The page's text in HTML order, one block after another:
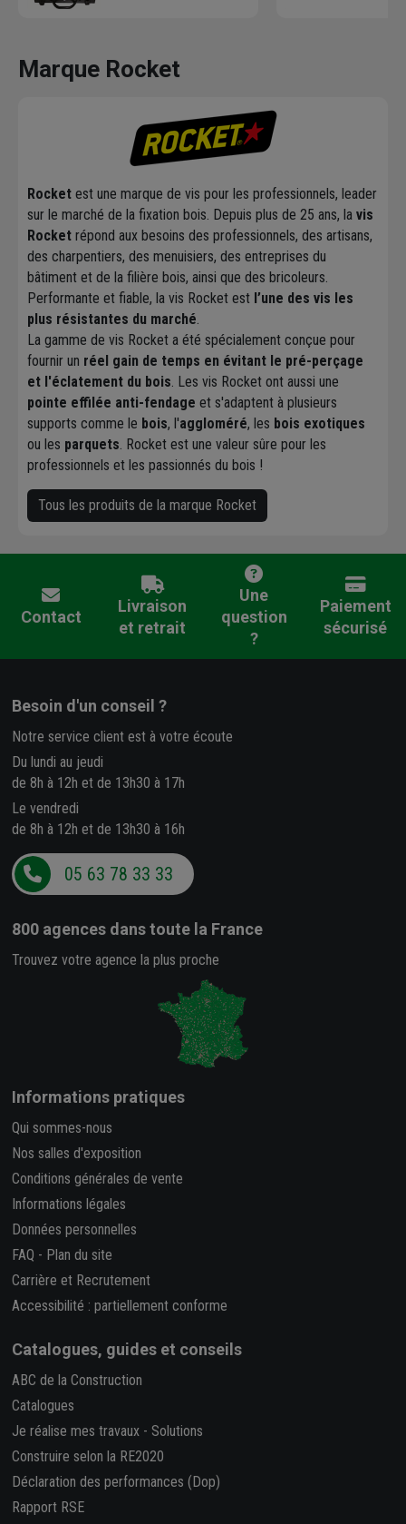
Marque Rocket
Rocket est une marque de vis pour les professionnels, leader
sur le marché de la fixation bois. Depuis plus de 25 ans, la vis
Rocket répond aux besoins des professionnels, des artisans,
des charpentiers, des menuisiers, des entreprises du
bâtiment et de la filière bois, ainsi que des bricoleurs.
Performante et fiable, la vis Rocket est l’une des vis les
plus résistantes du marché.
La gamme de vis Rocket a été spécialement conçue pour
fournir un réel gain de temps en évitant le pré-perçage
et l'éclatement du bois. Les vis Rocket ont aussi une
pointe effilée anti-fendage et s'adaptent à plusieurs
supports comme le bois, l'aggloméré, les bois exotiques
ou les parquets. Rocket est une valeur sûre pour les
professionnels et les passionnés du bois !
Tous les produits de la marque Rocket
Contact
Livraison
et retrait
Une
question
?
Paiement
sécurisé
Besoin d'un conseil ?
Notre service client est à votre écoute
Du lundi au jeudi
de 8h à 12h et de 13h30 à 17h
Le vendredi
de 8h à 12h et de 13h30 à 16h
05 63 78 33 33
800 agences dans toute la France
Trouvez votre agence la plus proche
Informations pratiques
Qui sommes-nous
Nos salles d'exposition
Conditions générales de vente
Informations légales
Données personnelles
FAQ - Plan du site
Carrière et Recrutement
Accessibilité : partiellement conforme
Catalogues, guides et conseils
ABC de la Construction
Catalogues
Je réalise mes travaux - Solutions
Construire selon la RE2020
Déclaration des performances (Dop)
Rapport RSE